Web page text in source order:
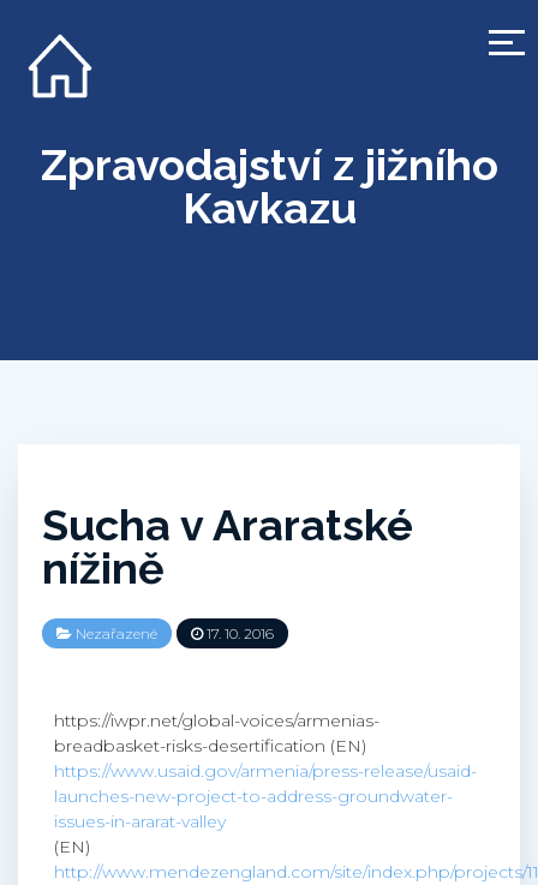
Zpravodajství z jižního
Kavkazu
Sucha v Araratské
nížině
Nezařazené 17. 10. 2016
https://iwpr.net/global-voices/armenias-
breadbasket-risks-desertification (EN)
https://www.usaid.gov/armenia/press-release/usaid-
launches-new-project-to-address-groundwater-
issues-in-ararat-valley
(EN)
http://www.mendezengland.com/site/index.php/projects/